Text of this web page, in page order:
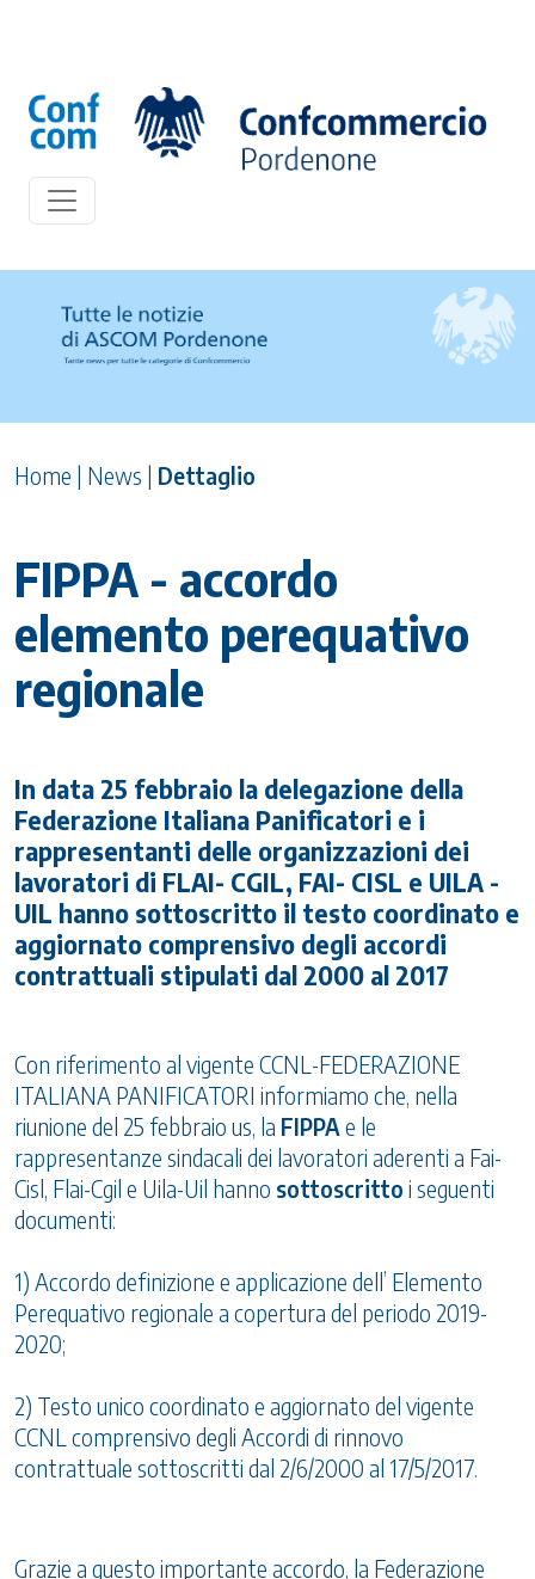
Home | News | Dettaglio
FIPPA - accordo
elemento perequativo
regionale
In data 25 febbraio la delegazione della
Federazione Italiana Panificatori e i
rappresentanti delle organizzazioni dei
lavoratori di FLAI- CGIL, FAI- CISL e UILA -
UIL hanno sottoscritto il testo coordinato e
aggiornato comprensivo degli accordi
contrattuali stipulati dal 2000 al 2017
Con riferimento al vigente CCNL-FEDERAZIONE
ITALIANA PANIFICATORI informiamo che, nella
riunione del 25 febbraio us, la FIPPAe le
rappresentanze sindacali dei lavoratori aderenti a Fai-
Cisl, Flai-Cgil e Uila-Uil hanno sottoscritto i seguenti
documenti:
1) Accordo definizione e applicazione dell’ Elemento
Perequativo regionale a copertura del periodo 2019-
2020;
2) Testo unico coordinato e aggiornato del vigente
CCNL comprensivo degli Accordi di rinnovo
contrattuale sottoscritti dal 2/6/2000 al 17/5/2017.
Grazie a questo importante accordo, la Federazione